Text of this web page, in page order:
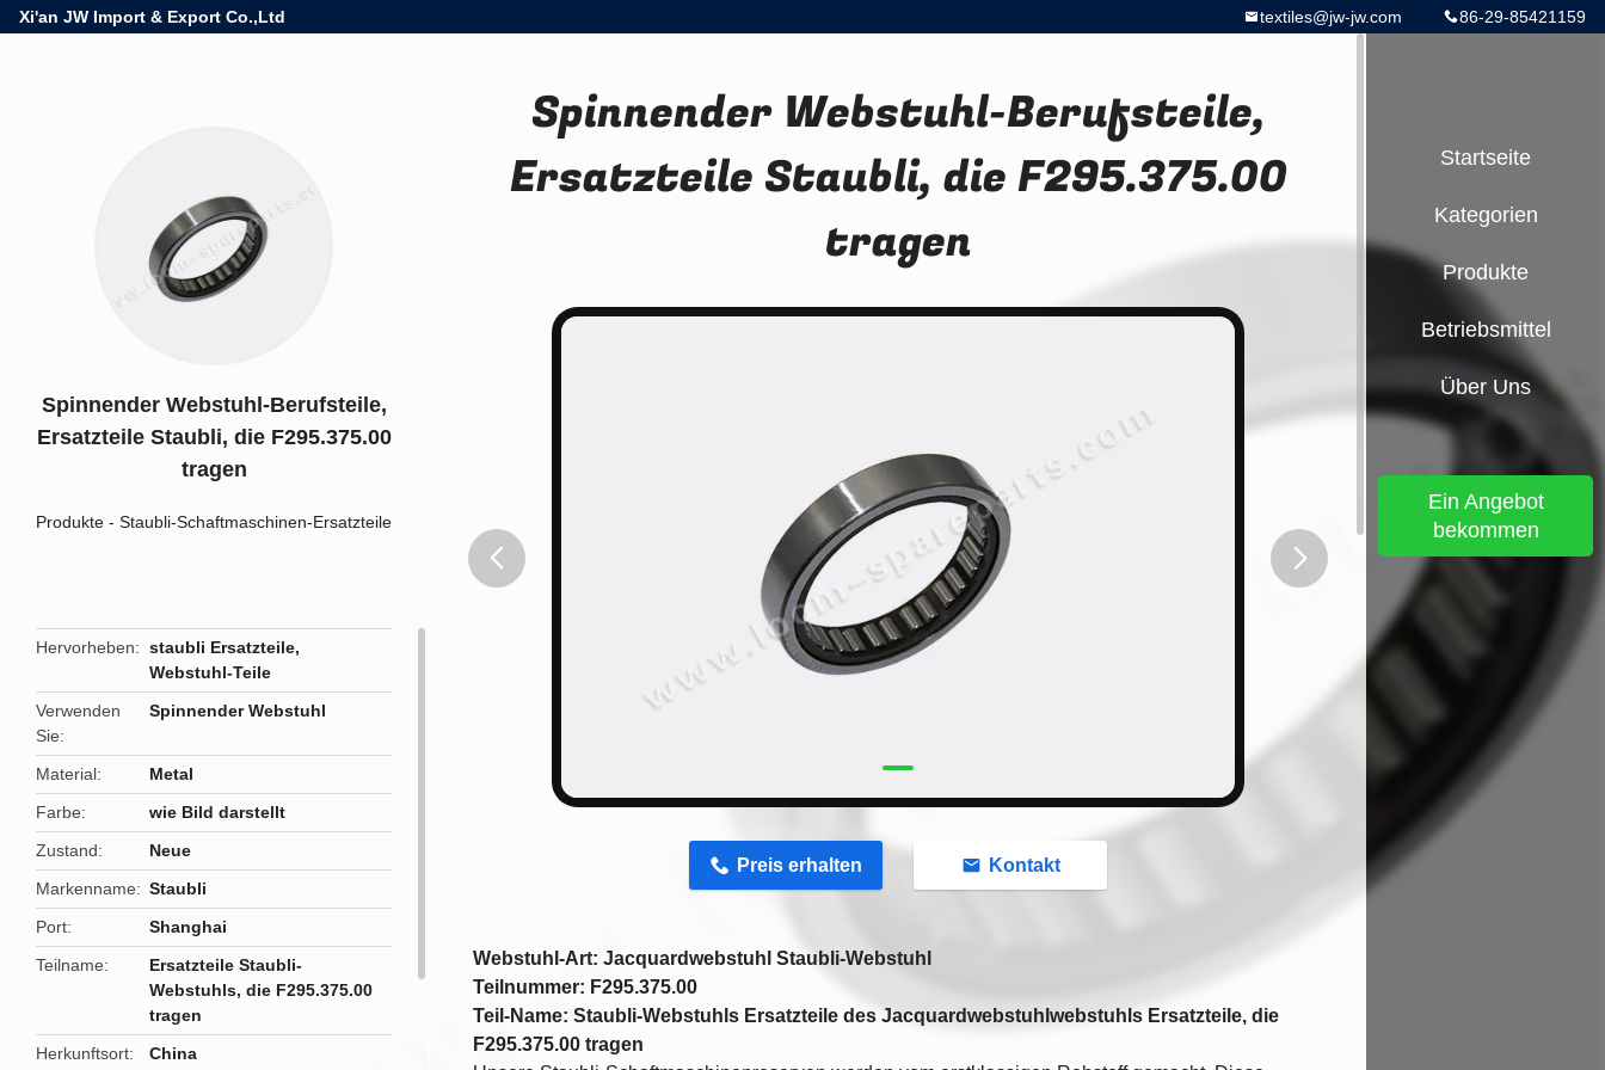
Xi'an JW Import & Export Co.,Ltd 86-29-85421159
textiles@jw-jw.com
Spinnender Webstuhl-Berufsteile,
Ersatzteile Staubli, die F295.375.00
tragen
Produkte - Staubli-Schaftmaschinen-Ersatzteile
Hervorheben staubli Ersatzteile,
Webstuhl-Teile
Verwenden
Sie
Spinnender Webstuhl
Material
Metal
Farbe
wie Bild darstellt
Zustand
Neue
Markenname
Staubli
Port
Shanghai
Teilname
Ersatzteile Staubli-
Webstuhls, die F295.375.00
tragen
Herkunftsort
China
Spinnender Webstuhl-Berufsteile,
Ersatzteile Staubli, die F295.375.00
tragen
Preis erhalten Kontakt
Webstuhl-Art: Jacquardwebstuhl Staubli-Webstuhl
Teilnummer: F295.375.00
Teil-Name: Staubli-Webstuhls Ersatzteile des Jacquardwebstuhlwebstuhls Ersatzteile, die
F295.375.00 tragen
Startseite
Kategorien
Produkte
Betriebsmittel
Über Uns
Ein Angebot
bekommen